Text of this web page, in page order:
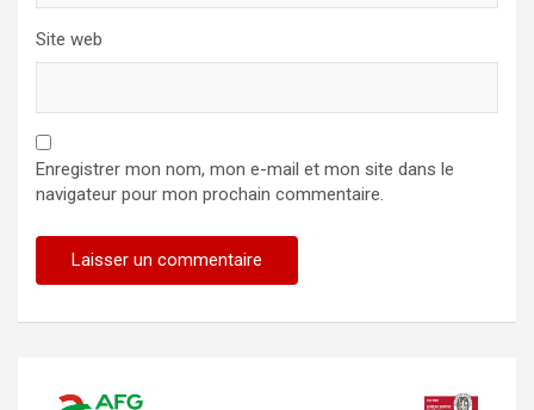
Site web
Enregistrer mon nom, mon e-mail et mon site dans le
navigateur pour mon prochain commentaire.